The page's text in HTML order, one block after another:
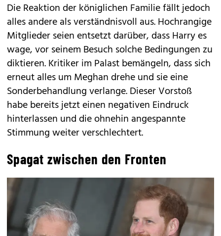
Die Reaktion der königlichen Familie fällt jedoch
alles andere als verständnisvoll aus. Hochrangige
Mitglieder seien entsetzt darüber, dass Harry es
wage, vor seinem Besuch solche Bedingungen zu
diktieren. Kritiker im Palast bemängeln, dass sich
erneut alles um Meghan drehe und sie eine
Sonderbehandlung verlange. Dieser Vorstoß
habe bereits jetzt einen negativen Eindruck
hinterlassen und die ohnehin angespannte
Stimmung weiter verschlechtert.
Spagat zwischen den Fronten